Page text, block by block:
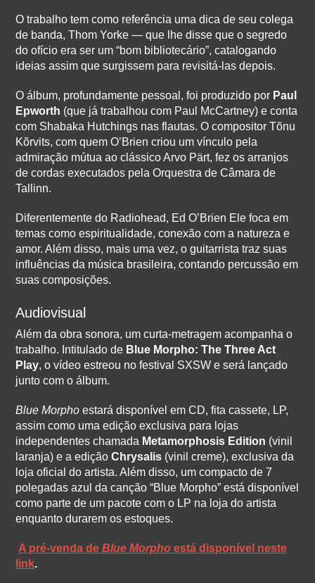
O trabalho tem como referência uma dica de seu colega
de banda, Thom Yorke — que lhe disse que o segredo
do ofício era ser um “bom bibliotecário”, catalogando
ideias assim que surgissem para revisitá-las depois.
O álbum, profundamente pessoal, foi produzido por Paul
Epworth (que já trabalhou com Paul McCartney) e conta
com Shabaka Hutchings nas flautas. O compositor Tõnu
Kõrvits, com quem O’Brien criou um vínculo pela
admiração mútua ao clássico Arvo Pärt, fez os arranjos
de cordas executados pela Orquestra de Câmara de
Tallinn.
Diferentemente do Radiohead, Ed O’Brien Ele foca em
temas como espiritualidade, conexão com a natureza e
amor. Além disso, mais uma vez, o guitarrista traz suas
influências da música brasileira, contando percussão em
suas composições.
Audiovisual
Além da obra sonora, um curta-metragem acompanha o
trabalho. Intitulado de Blue Morpho: The Three Act
Play, o vídeo estreou no festival SXSW e será lançado
junto com o álbum.
Blue Morpho estará disponível em CD, fita cassete, LP,
assim como uma edição exclusiva para lojas
independentes chamada Metamorphosis Edition (vinil
laranja) e a ediçãoChrysalis (vinil creme), exclusiva da
loja oficial do artista. Além disso, um compacto de 7
polegadas azul da canção “Blue Morpho” está disponível
como parte de um pacote com o LP na loja do artista
enquanto durarem os estoques.
A pré-venda deBlue Morpho está disponível neste
link.